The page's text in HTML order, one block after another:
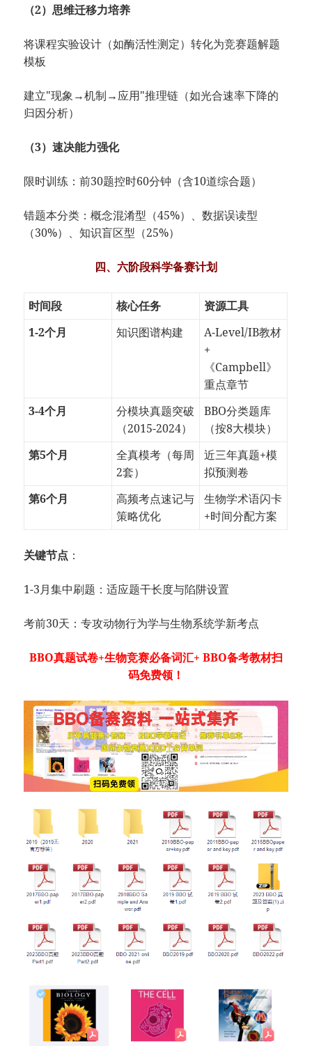
​（2）思维迁移力培养​
将课程实验设计（如酶活性测定）转化为竞赛题解题
模板
建立"现象→机制→应用"推理链（如光合速率下降的
归因分析）
​（3）速决能力强化​
限时训练：前30题控时60分钟（含10道综合题）
错题本分类：概念混淆型（45%）、数据误读型
（30%）、知识盲区型（25%）
四、六阶段科学备赛计划​
​时间段​ ​核心任务​
​资源工具​
​1-2个月​
知识图谱构建
A-Level/IB教材
+
《Campbell》
重点章节
​3-4个月​
分模块真题突破
（2015-2024）
BBO分类题库
（按8大模块）
​第5个月​
全真模考（每周
2套）
近三年真题+模
拟预测卷
​第6个月​
高频考点速记与
策略优化
生物学术语闪卡
+时间分配方案
​关键节点​ ​：
1-3月集中刷题：适应题干长度与陷阱设置
考前30天：专攻动物行为学与生物系统学新考点
BBO真题试卷+生物竞赛必备词汇+ BBO备考教材扫
码免费领！